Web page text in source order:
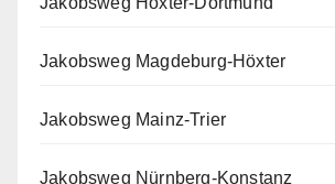
Jakobsweg Magdeburg-Höxter
Jakobsweg Mainz-Trier
Jakobsweg Nürnberg-Konstanz